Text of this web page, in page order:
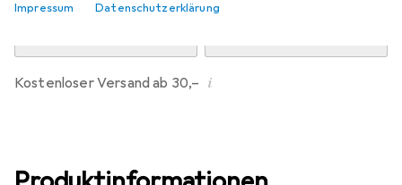
Impressum Datenschutzerklärung
Kostenloser Versand ab 30,– i